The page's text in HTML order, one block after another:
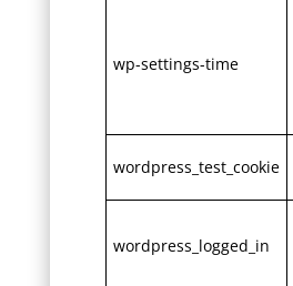
wp-settings-time
wordpress_test_cookie
wordpress_logged_in